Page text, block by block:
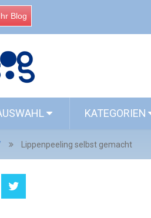
Blog
KATEGORIEN
Lippenpeeling selbst gemacht